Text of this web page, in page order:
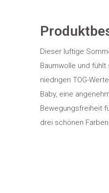
Dieser luftige
Baumwolle und
niedrigen TOG-
Baby, eine
Bewegungsfreiheit
drei schönen Farben.